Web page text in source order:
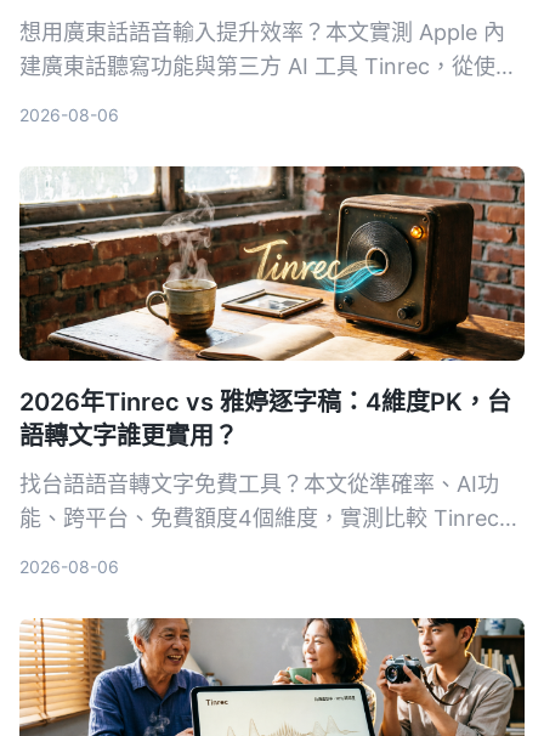
內容？
想用廣東話語音輸入提升效率？本文實測 Apple 內
建廣東話聽寫功能與第三方 AI 工具 Tinrec，從使用
2026-08-06
2026年Tinrec vs 雅婷逐字稿：4維度PK，台
語轉文字誰更實用？
找台語語音轉文字免費工具？本文從準確率、AI功
能、跨平台、免費額度4個維度，實測比較 Tinrec
2026-08-06